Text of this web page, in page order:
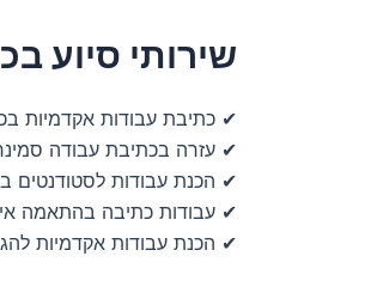
שירותי סיוע
✔ כתיבת עבודות אקדמיות
✔ עזרה בכתיבת עבודה
✔ הכנת עבודות לסטודנטים
✔ עבודות כתיבה בהתאמה
✔ הכנת עבודות אקדמיות